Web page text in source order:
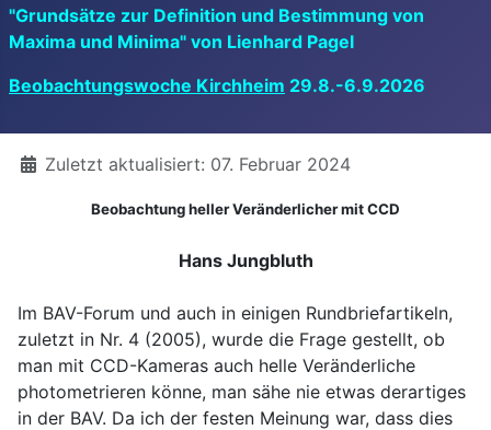
"Grundsätze zur Definition und Bestimmung von
Maxima und Minima" von Lienhard Pagel
Beobachtungswoche Kirchheim 29.8.-6.9.2026
DetailsZuletzt aktualisiert: 07. Februar 2024
Beobachtung heller Veränderlicher mit CCD
Hans Jungbluth
Im BAV-Forum und auch in einigen Rundbriefartikeln,
zuletzt in Nr. 4 (2005), wurde die Frage gestellt, ob
man mit CCD-Kameras auch helle Veränderliche
photometrieren könne, man sähe nie etwas derartiges
in der BAV. Da ich der festen Meinung war, dass dies